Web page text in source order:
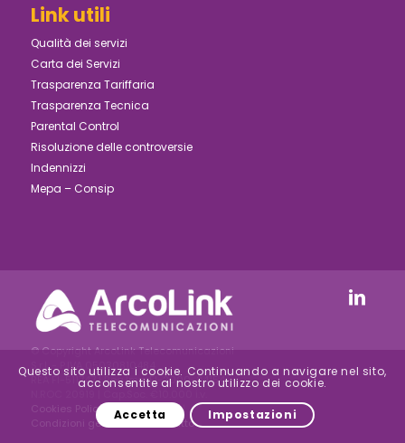
Link utili
Qualità dei servizi
Carta dei Servizi
Trasparenza Tariffaria
Trasparenza Tecnica
Parental Control
Risoluzione delle controversie
Indennizzi
Mepa – Consip
© Copyright ArcoLink Telecomunicazioni
S.r.l. - P.IVA 05030810484
REA FI-511747 | Reg.Imp. FI-2000-24154 –
Cookies Policy
Privacy Policy|
Condizioni generali di Contratto
Questo sito utilizza i cookie. Continuando a navigare nel sito,
acconsentite al nostro utilizzo dei cookie.
Accetta Impostazioni